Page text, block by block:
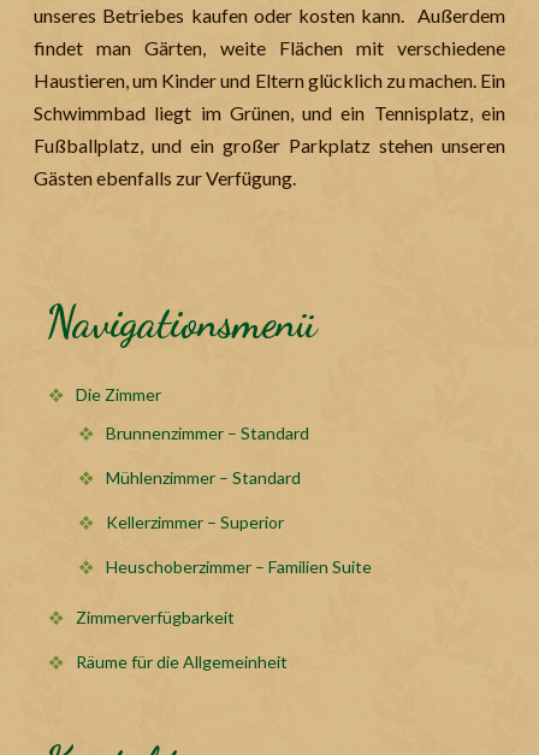
unseres Betriebes kaufen oder kosten kann. Außerdem
findet man Gärten, weite Flächen mit verschiedene
Haustieren, um Kinder und Eltern glücklich zu machen. Ein
Schwimmbad liegt im Grünen, und ein Tennisplatz, ein
Fußballplatz, und ein großer Parkplatz stehen unseren
Gästen ebenfalls zur Verfügung.
Navigationsmenü
Die Zimmer
Brunnenzimmer – Standard
Mühlenzimmer – Standard
Kellerzimmer – Superior
Heuschoberzimmer – Familien Suite
Zimmerverfügbarkeit
Räume für die Allgemeinheit